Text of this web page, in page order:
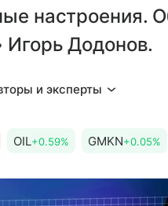
настроения.
Додонов.
и эксперты
OIL+0.59% GMKN+0.05%